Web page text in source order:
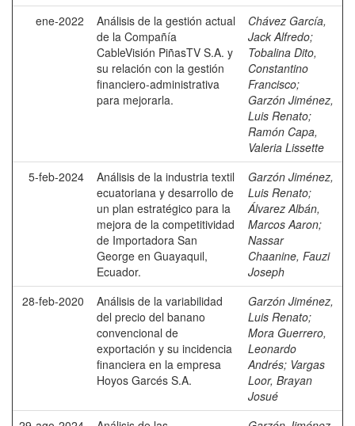
ene-2022
Análisis de la gestión actual
de la Compañía
CableVisión PiñasTV S.A. y
su relación con la gestión
financiero-administrativa
para mejorarla.
Chávez García,
Jack Alfredo;
Tobalina Dito,
Constantino
Francisco;
Garzón Jiménez,
Luis Renato;
Ramón Capa,
Valeria Lissette
5-feb-2024
Análisis de la industria textil
ecuatoriana y desarrollo de
un plan estratégico para la
mejora de la competitividad
de Importadora San
George en Guayaquil,
Ecuador.
Garzón Jiménez,
Luis Renato;
Álvarez Albán,
Marcos Aaron;
Nassar
Chaanine, Fauzi
Joseph
28-feb-2020
Análisis de la variabilidad
del precio del banano
convencional de
exportación y su incidencia
financiera en la empresa
Hoyos Garcés S.A.
Garzón Jiménez,
Luis Renato;
Mora Guerrero,
Leonardo
Andrés; Vargas
Loor, Brayan
Josué